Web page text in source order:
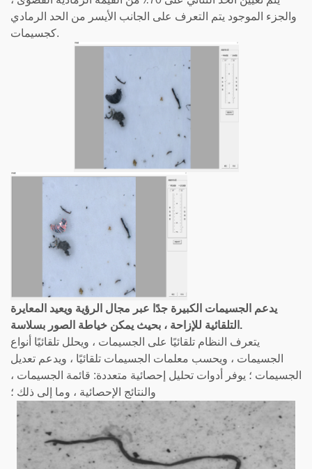
والجزء الموجود يتم التعرف على الجانب الأيسر من الحد الرمادي
كجسيمات.
يدعم الجسيمات الكبيرة جدًا عبر مجال الرؤية ويعيد المعايرة
التلقائية للإزاحة ، بحيث يمكن خياطة الصور بسلاسة.
يتعرف النظام تلقائيًا على الجسيمات ، ويحلل تلقائيًا أنواع
الجسيمات ، ويحسب معلمات الجسيمات تلقائيًا ، ويدعم تعديل
الجسيمات ؛ يوفر أدوات تحليل إحصائية متعددة: قائمة الجسيمات ،
والنتائج الإحصائية ، وما إلى ذلك ؛